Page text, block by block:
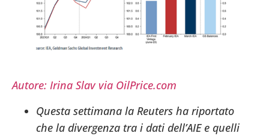
Autore: Irina Slav via OilPrice.com
Questa settimana la Reuters ha riportato
che la divergenza tra i dati dell’AIE e quelli